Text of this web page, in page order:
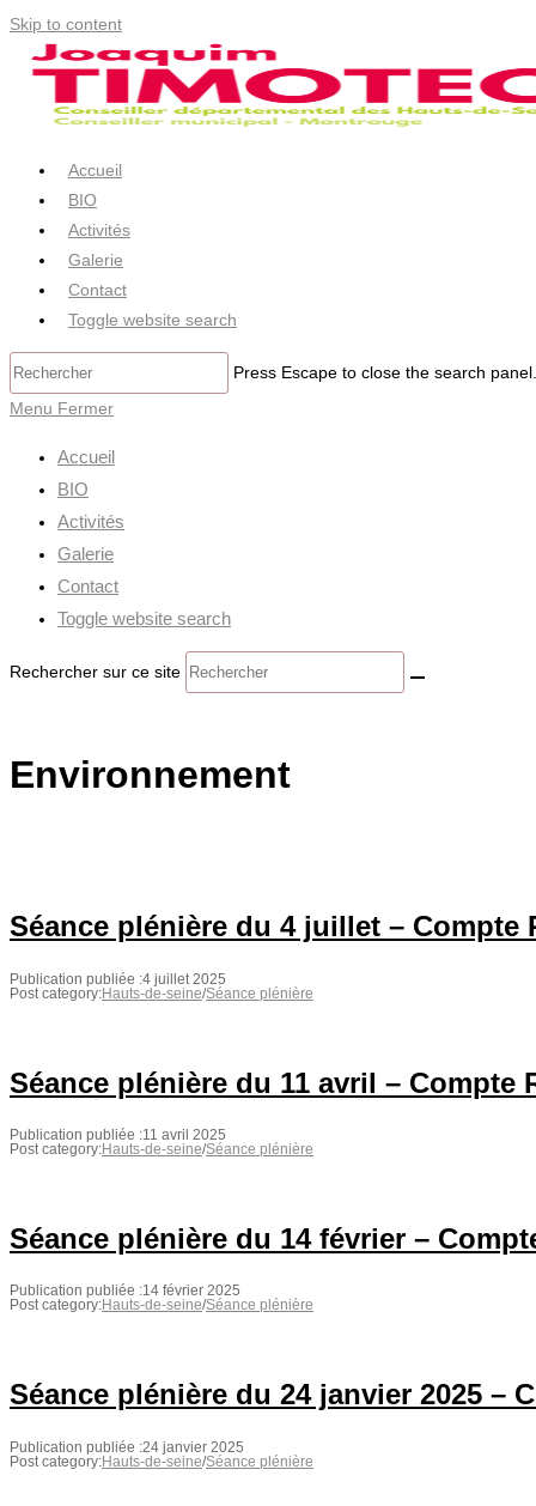
Skip to content
Accueil
BIO
Activités
Galerie
Contact
Toggle website search
Press Escape to close the search panel.
Menu Fermer
Accueil
BIO
Activités
Galerie
Contact
Toggle website search
Rechercher sur ce site
Environnement
Séance plénière du 4 juillet – Compte
Publication publiée :4 juillet 2025
Post category:Hauts-de-seine/Séance plénière
Séance plénière du 11 avril – Compte
Publication publiée :11 avril 2025
Post category:Hauts-de-seine/Séance plénière
Séance plénière du 14 février –
Publication publiée :14 février 2025
Post category:Hauts-de-seine/Séance plénière
Séance plénière du 24 janvier 2025 –
Publication publiée :24 janvier 2025
Post category:Hauts-de-seine/Séance plénière